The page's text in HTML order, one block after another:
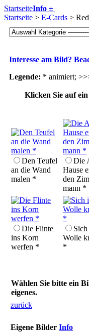
StartseiteInfo ±
Startseite > E-Cards >
Interesse am Bild?
Legende: * animiert;
Klicken Sie auf
Den Teufel
an die Wand
malen *
Die
Hause
den
mann *
Die Flinte
ins Korn
werfen *
Wolle
*
Wählen Sie bitte ein
eigenes.
zurück
Eigene Bilder Info